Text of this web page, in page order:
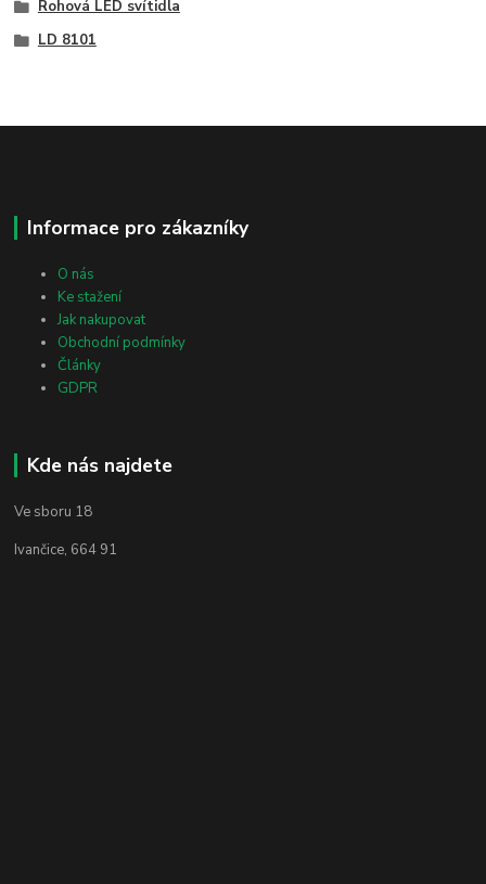
Rohová LED svítidla
LD 8101
Informace pro zákazníky
O nás
Ke stažení
Jak nakupovat
Obchodní podmínky
Články
GDPR
Kde nás najdete
Ve sboru 18
Ivančice, 664 91